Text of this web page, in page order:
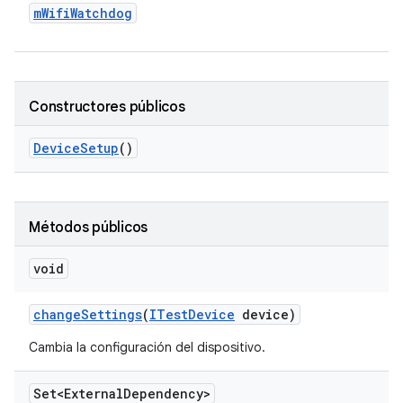
mWifiWatchdog
Constructores públicos
DeviceSetup()
Métodos públicos
void
changeSettings(ITestDevice device)
Cambia la configuración del dispositivo.
Set<ExternalDependency>